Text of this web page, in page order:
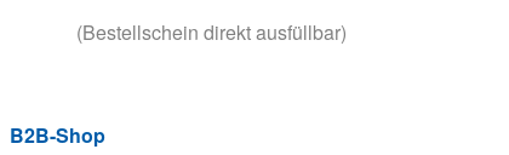
(Bestellschein direkt ausfüllbar)
B2B-Shop